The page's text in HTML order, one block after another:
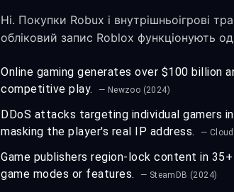
Ні. Покупки Robux і внутрішньоігрові
обліковий запис Roblox функціонують
Online gaming generates over $100 billion
competitive play.
— Newzoo (2024)
DDoS attacks targeting individual gamers
masking the player's real IP address.
—
Game publishers region-lock content in
game modes or features.
— SteamDB (2024)